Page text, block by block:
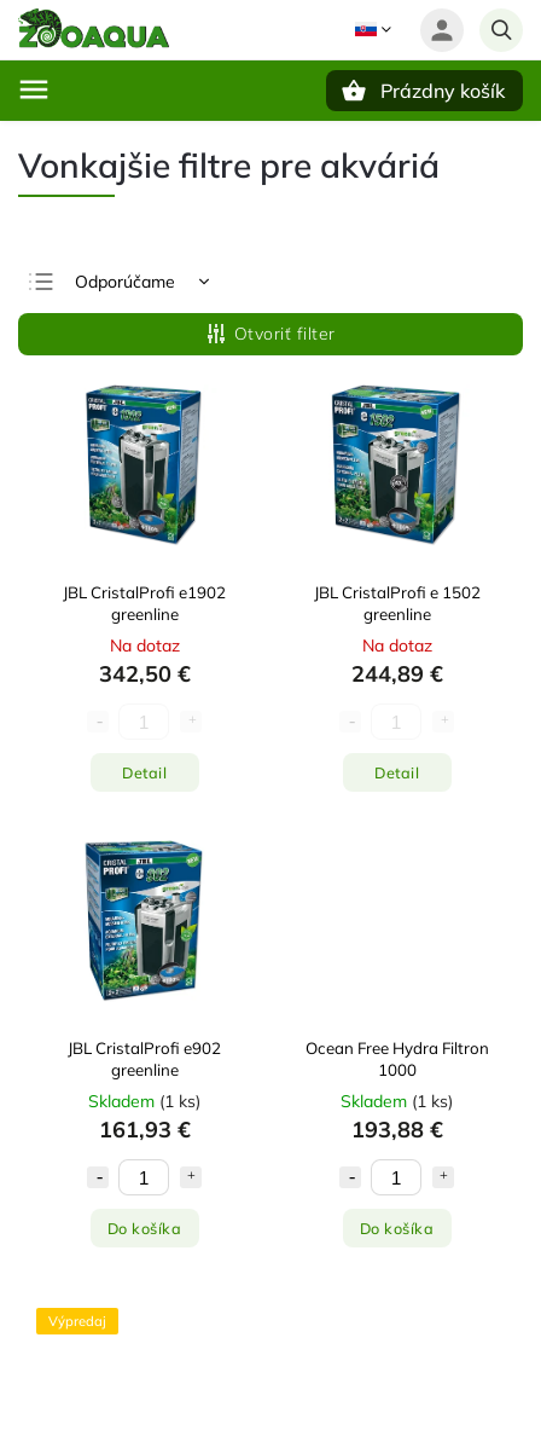
Prázdny košík
Vonkajšie filtre pre akváriá
Odporúčame
Najlacnejšie
Najdrahšie
Najpredávanejšie
Abecedne
Otvoriť filter
JBL CristalProfi e1902
greenline
Na dotaz
342,50 €
Detail
JBL CristalProfi e 1502
greenline
Na dotaz
244,89 €
Detail
JBL CristalProfi e902
greenline
Skladem (1 ks)
161,93 €
Do košíka
Ocean Free Hydra Filtron
1000
Skladem (1 ks)
193,88 €
Do košíka
Výpredaj